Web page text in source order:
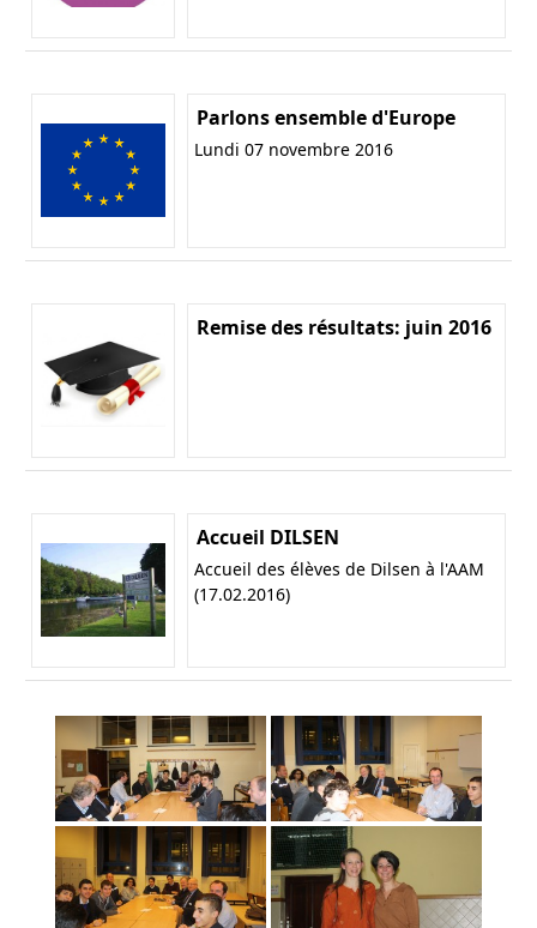
Parlons ensemble d'Europe
Lundi 07 novembre 2016
Remise des résultats: juin 2016
Accueil DILSEN
Accueil des élèves de Dilsen à l'AAM
(17.02.2016)